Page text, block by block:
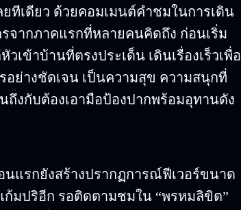
ทีเดียว ด้วยคอมเมนต์คำชมในการเดิน
จากภาคแรกที่หลายคนคิดถึง ก่อนเริ่ม
ข้าบ้านที่ตรงประเด็น เดินเรื่องเร็วเพื่อ
ย่างชัดเจน เป็นความสุข ความสนุกที่
งกับต้องเอามือป้องปากพร้อมอุทานดัง
แรกยังสร้างปรากฏการณ์ฟีเวอร์ขนาด
ก้มปริอีก รอติดตามชมใน “พรหมลิขิต”